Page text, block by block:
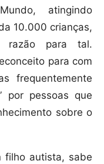
atingindo
10.000 crianças,
razão para tal.
para com
frequentemente
por pessoas que
sobre o
filho autista, sabe